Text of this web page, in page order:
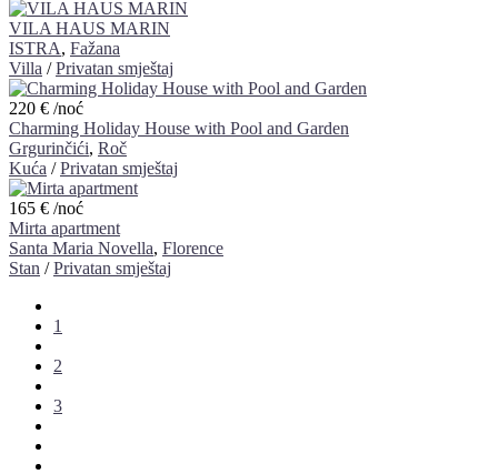
VILA HAUS MARIN
ISTRA, Fažana
Villa /Privatan smještaj
220 € /noć
Charming Holiday House with Pool and Garden
Grgurinčići, Roč
Kuća /Privatan smještaj
165 € /noć
Mirta apartment
Santa Maria Novella, Florence
Stan /Privatan smještaj
1
2
3